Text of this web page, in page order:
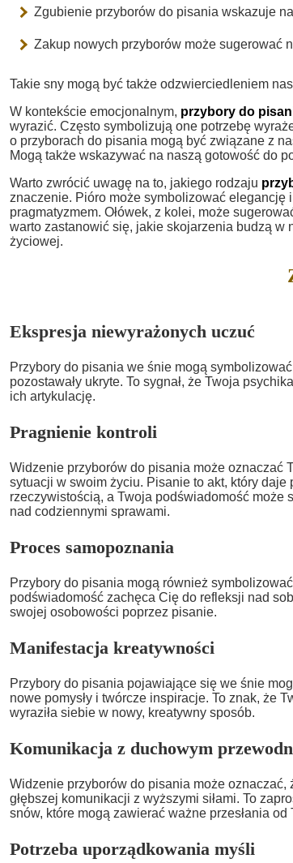
Zgubienie przyborów do pisania wskazuje
Zakup nowych przyborów może sugerować
Takie sny mogą być także odzwierciedleniem
W kontekście emocjonalnym, przybory do
wyrazić. Często symbolizują one potrzebę
o przyborach do pisania mogą być związane z
Mogą także wskazywać na naszą gotowość do
Warto zwrócić uwagę na to, jakiego rodzaju
znaczenie. Pióro może symbolizować elegancję
pragmatyzmem. Ołówek, z kolei, może
warto zastanowić się, jakie skojarzenia budzą w
życiowej.
Ekspresja niewyrażonych uczuć
Przybory do pisania we śnie mogą
pozostawały ukryte. To sygnał, że Twoja
ich artykulację.
Pragnienie kontroli
Widzenie przyborów do pisania może oznaczać
sytuacji w swoim życiu. Pisanie to akt, który daje
rzeczywistością, a Twoja podświadomość może
nad codziennymi sprawami.
Proces samopoznania
Przybory do pisania mogą również
podświadomość zachęca Cię do refleksji nad
swojej osobowości poprzez pisanie.
Manifestacja kreatywności
Przybory do pisania pojawiające się we śnie
nowe pomysły i twórcze inspiracje. To znak, że
wyraziła siebie w nowy, kreatywny sposób.
Komunikacja z duchowym
Widzenie przyborów do pisania może
głębszej komunikacji z wyższymi siłami. To
snów, które mogą zawierać ważne przesłania
Potrzeba uporządkowania myśli